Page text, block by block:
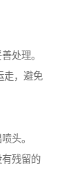
处理。
走，避免
头。
残留的